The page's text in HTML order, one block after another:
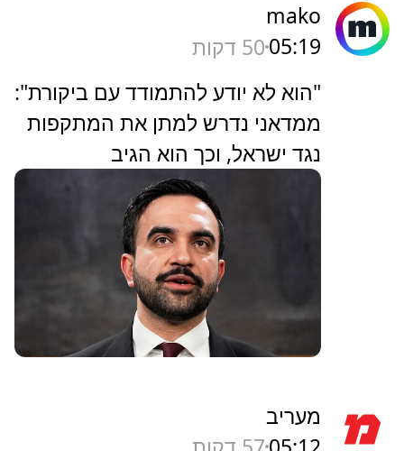
mako
05:1950 דקות
"הוא לא יודע להתמודד עם ביקורת":
ממדאני נדרש למתן את המתקפות
נגד ישראל, וכך הוא הגיב
מעריב